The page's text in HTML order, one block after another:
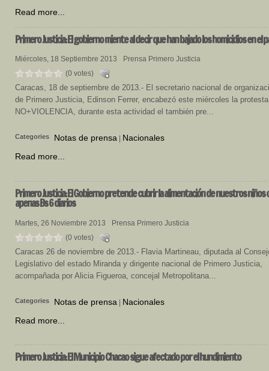
Read more...
PrimeroJusticia: El gobierno miente al decir que han bajado los homicidios en el
Miércoles, 18 Septiembre 2013
Prensa Primero Justicia
(0 votes)
Caracas, 18 de septiembre de 2013.- El secretario nacional de
de Primero Justicia, Edinson Ferrer, encabezó este miércoles la protesta
NO+VIOLENCIA, durante esta actividad el también pre...
Categories Notas de prensa
Nacionales
Read more...
PrimeroJusticia: El Gobierno pretende cubrir la alimentación de nuestros niños
apenas Bs 6 diarios
Martes, 26 Noviembre 2013
Prensa Primero Justicia
(0 votes)
Caracas 26 de noviembre de 2013.- Flavia Martineau, diputada al
Legislativo del estado Miranda y dirigente nacional de Primero Justicia,
acompañada por Alicia Figueroa, concejal Metropolitana...
Categories Notas de prensa | Nacionales
Read more...
PrimeroJusticia: El Municipio Chacao sigue afectado por el hundimiento